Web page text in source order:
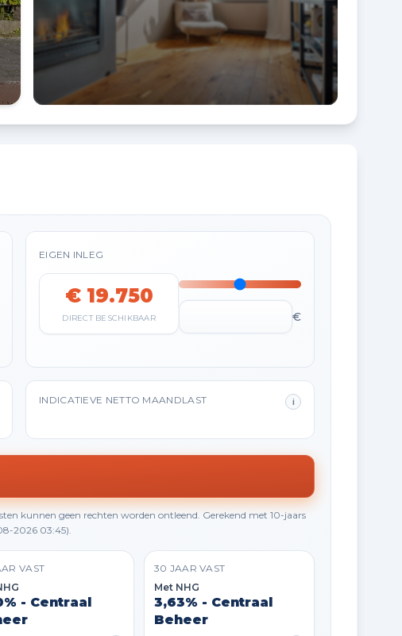
EIGEN INLEG
€ 19.750
DIRECT BESCHIKBAAR €
INDICATIEVE NETTO MAANDLAST i
kunnen geen rechten worden ontleend. Gerekend met 10-jaars
2026 03:45).
VAST
- Centraal
30 JAAR VAST
Met NHG
3,63% - Centraal
Beheer